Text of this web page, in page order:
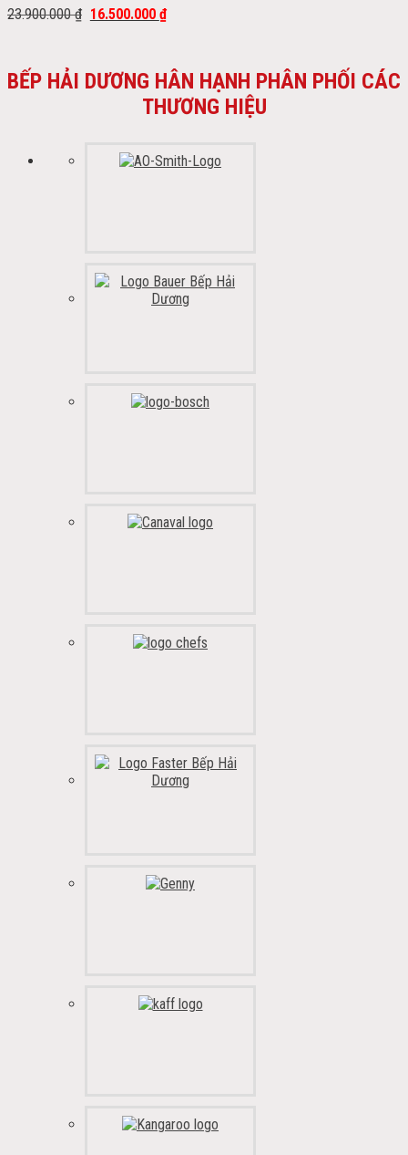
23.900.000₫ 16.500.000 ₫
BẾP HẢI DƯƠNG HÂN HẠNH PHÂN PHỐI CÁC
THƯƠNG HIỆU